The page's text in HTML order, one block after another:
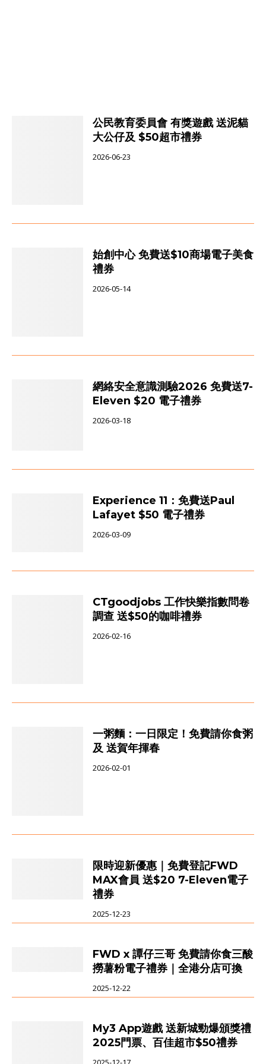
公民教育委員會 有獎遊戲 送泥貓
大公仔及 $50超市禮券
2026-06-23
始創中心 免費送$10商場電子美食
禮券
2026-05-14
網絡安全意識測驗2026 免費送7-
Eleven $20 電子禮券
2026-03-18
Experience 11：免費送Paul
Lafayet $50 電子禮券
2026-03-09
CTgoodjobs 工作快樂指數問卷
調查 送$50的咖啡禮券
2026-02-16
一粥麵：一日限定！免費請你食粥
及 送賀年揮春
2026-02-01
限時迎新優惠｜免費登記FWD
MAX會員 送$20 7-Eleven電子
禮券
2025-12-23
FWD x 譚仔三哥 免費請你食三酸
撈薯粉電子禮券｜全港分店可換
2025-12-22
My3 App遊戲 送新城勁爆頒獎禮
2025門票、百佳超市$50禮券